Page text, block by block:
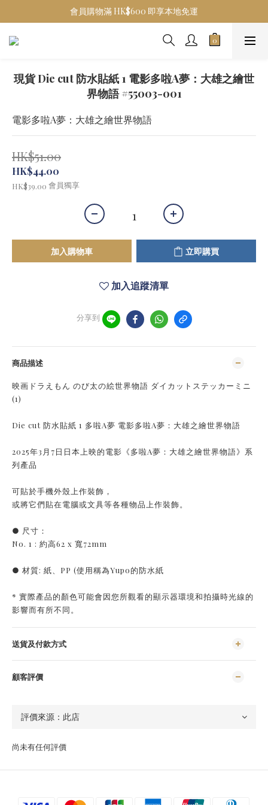
會員購物滿 HK$600 即享本地免運
現貨 Die cut 防水貼紙 1 電影多啦A夢：大雄之繪世
界物語 #55003-001
電影多啦A夢：大雄之繪世界物語
HK$51.00
HK$44.00
HK$39.00 會員獨享
加入購物車 立即購買
加入追蹤清單
分享到
商品描述
映画ドラえもん のび太の絵世界物語 ダイカットステッカーミニ
(1)
Die cut 防水貼紙 1 多啦A夢 電影多啦A夢：大雄之繪世界物語
2025年3月7日日本上映的電影《多啦A夢：大雄之繪世界物語》系
列產品
可貼於手機外殼上作裝飾，
或將它們貼在電腦或文具等各種物品上作裝飾。
● 尺寸：
No. 1 : 約高62 x 寬72mm
● 材質: 紙、PP (使用稱為Yupo的防水紙
* 實際產品的顏色可能會因您所觀看的顯示器環境和拍攝時光線的
影響而有所不同。
送貨及付款方式
顧客評價
尚未有任何評價